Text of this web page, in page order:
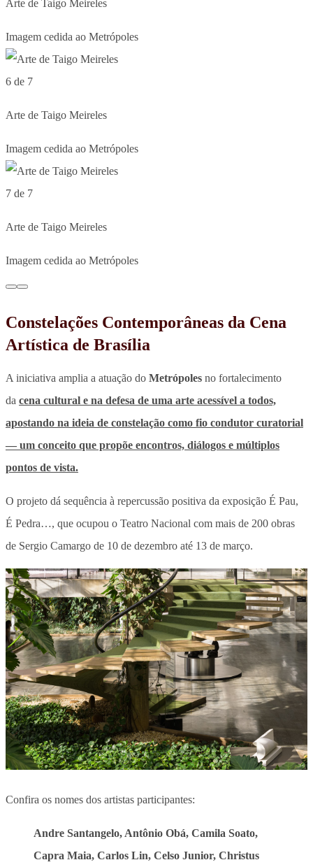
Arte de Taigo Meireles
Imagem cedida ao Metrópoles
6 de 7
Arte de Taigo Meireles
Imagem cedida ao Metrópoles
7 de 7
Arte de Taigo Meireles
Imagem cedida ao Metrópoles
Constelações Contemporâneas da Cena
Artística de Brasília
A iniciativa amplia a atuação do Metrópoles no fortalecimento
da cena cultural e na defesa de uma arte acessível a todos,
apostando na ideia de constelação como fio condutor curatorial
— um conceito que propõe encontros, diálogos e múltiplos
pontos de vista.
O projeto dá sequência à repercussão positiva da exposição É Pau,
É Pedra…, que ocupou o Teatro Nacional com mais de 200 obras
de Sergio Camargo de 10 de dezembro até 13 de março.
Confira os nomes dos artistas participantes:
Andre Santangelo, Antônio Obá, Camila Soato,
Capra Maia, Carlos Lin, Celso Junior, Christus